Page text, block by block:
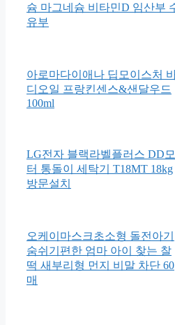
네스프레소 아르페지오 캡슐커
쁘띠앤 칼마디 (2개월/120정) 칼
슘 마그네슘 비타민D 임산부 수
아로마다이애나 딥모이스처 바
디오일 프랑킨센스&샌달우드
LG전자 블랙라벨플러스 DD모
터 통돌이 세탁기 T18MT 18kg
방문설치